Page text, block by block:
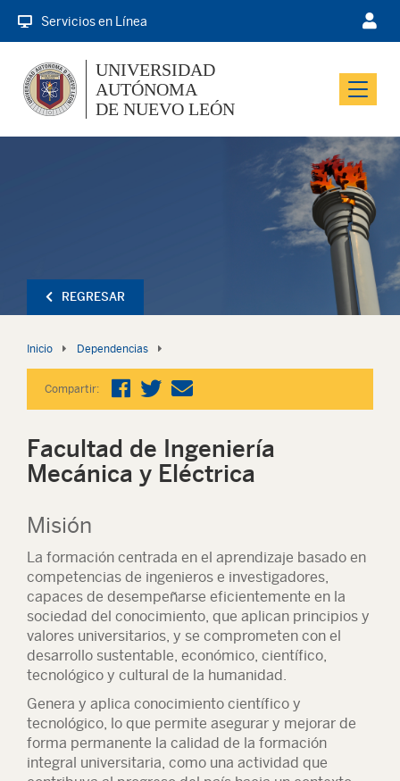
Servicios en Línea
Menu
UNIVERSIDAD
AUTÓNOMA
DE NUEVO LEÓN
REGRESAR
Inicio Dependencias
Compartir:
Facultad de Ingeniería
Mecánica y Eléctrica
Misión
La formación centrada en el aprendizaje basado en
competencias de ingenieros e investigadores,
capaces de desempeñarse eficientemente en la
sociedad del conocimiento, que aplican principios y
valores universitarios, y se comprometen con el
desarrollo sustentable, económico, científico,
tecnológico y cultural de la humanidad.
Genera y aplica conocimiento científico y
tecnológico, lo que permite asegurar y mejorar de
forma permanente la calidad de la formación
integral universitaria, como una actividad que